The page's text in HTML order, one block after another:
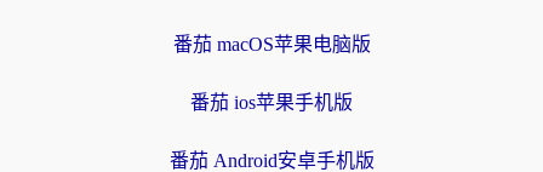
番茄 macOS苹果电脑版
番茄 ios苹果手机版
番茄 Android安卓手机版